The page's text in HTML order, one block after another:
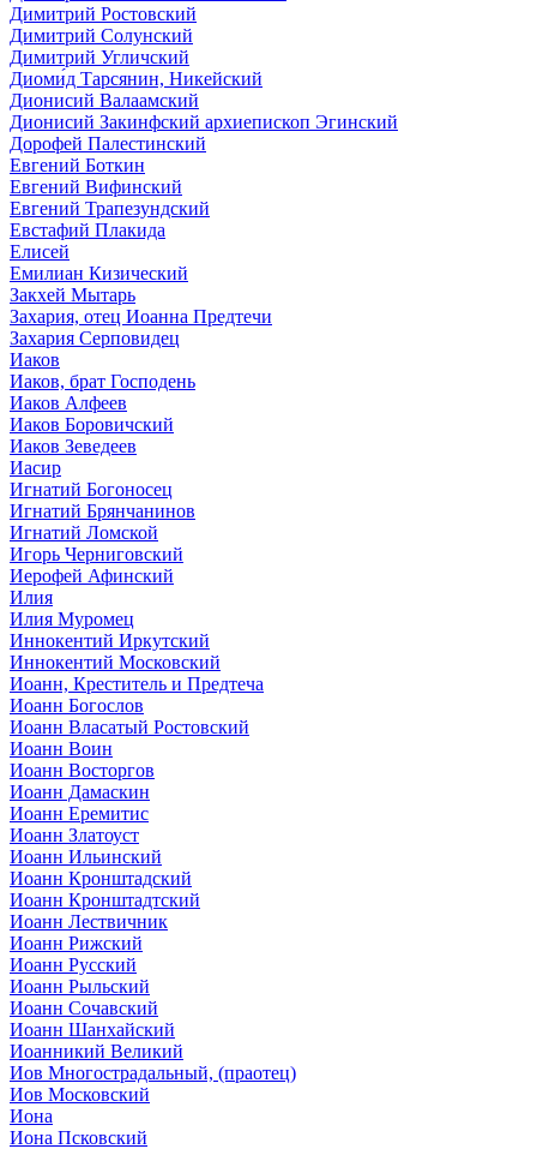
Димитрий Ростовский
Димитрий Солунский
Димитрий Угличский
Диоми́д Тарсянин, Никейский
Дионисий Валаамский
Дионисий Закинфский архиепископ Эгинский
Дорофей Палестинский
Евгений Боткин
Евгений Вифинский
Евгений Трапезундский
Евстафий Плакида
Елисей
Емилиан Кизический
Закхей Мытарь
Захария, отец Иоанна Предтечи
Захария Серповидец
Иаков
Иаков, брат Господень
Иаков Алфеев
Иаков Боровичский
Иаков Зеведеев
Иасир
Игнатий Богоносец
Игнатий Брянчанинов
Игнатий Ломской
Игорь Черниговский
Иерофей Афинский
Илия
Илия Муромец
Иннокентий Иркутский
Иннокентий Московский
Иоанн, Креститель и Предтеча
Иоанн Богослов
Иоанн Власатый Ростовский
Иоанн Воин
Иоанн Восторгов
Иоанн Дамаскин
Иоанн Еремитис
Иоанн Златоуст
Иоанн Ильинский
Иоанн Кронштадский
Иоанн Кронштадтский
Иоанн Лествичник
Иоанн Рижский
Иоанн Русский
Иоанн Рыльский
Иоанн Сочавский
Иоанн Шанхайский
Иоанникий Великий
Иов Многострадальный, (праотец)
Иов Московский
Иона
Иона Псковский